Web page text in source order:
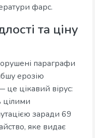
фарс.
та ціну
параграфи
ерозію
це цікавий вірус:
цілими
заради 69
яке видає